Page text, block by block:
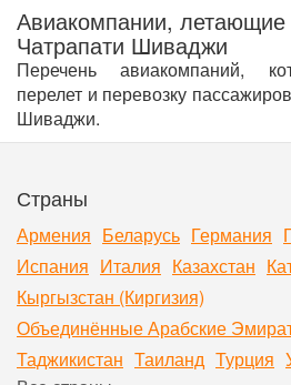
Авиакомпании, летающие
Чатрапати Шиваджи
Перечень авиакомпаний,
перелет и перевозку
Шиваджи.
Страны
Армения Беларусь Германия
Испания Италия Казахстан
Кыргызстан (Киргизия)
Объединённые Арабские
Таджикистан Таиланд Турция